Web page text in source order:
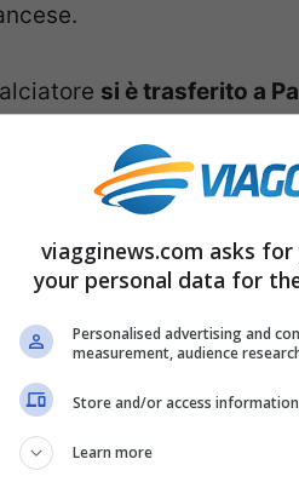
si è trasferito a
città natale. Da quello
Ilenia Atzori e la loro
viagginews.com asks
your personal data for
Personalised advertising and
measurement, audience
Store and/or access
Learn more